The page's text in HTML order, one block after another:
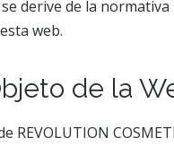
derive de la
web.
de la
REVOLUTION